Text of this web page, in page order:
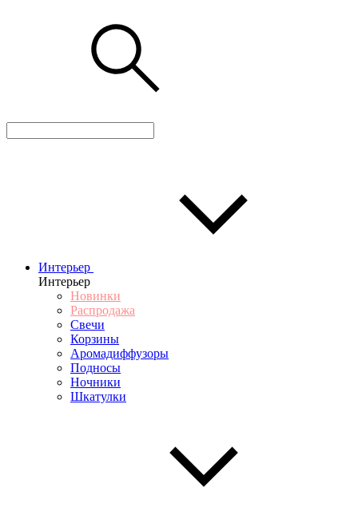
Интерьер
Интерьер
Новинки
Распродажа
Свечи
Корзины
Аромадиффузоры
Подносы
Ночники
Шкатулки